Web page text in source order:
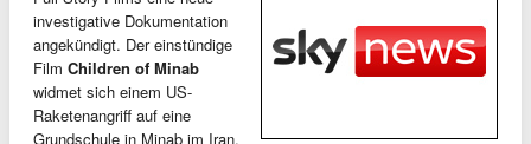
investigative Dokumentation
angekündigt. Der einstündige
Film Children of Minab
widmet sich einem US-
Raketenangriff auf eine
Grundschule in Minab im Iran,